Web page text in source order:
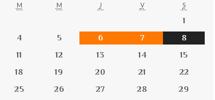
M M J V S
1
4 5 6 7
8
11 12 13 14
15
18 19 20 21
22
25 26 27 28
29